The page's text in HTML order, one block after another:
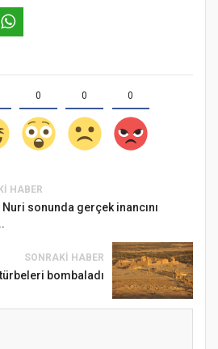
0 0 0
HABER
Nuri sonunda gerçek inancını
SONRAKI HABER
bombaladı